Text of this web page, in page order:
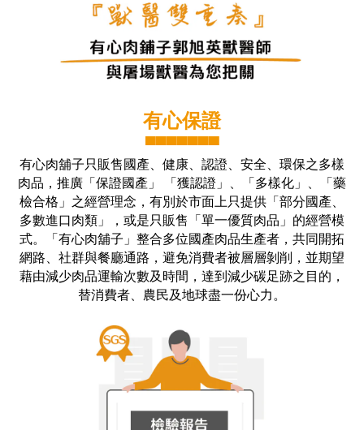
有心保證
▀▀▀▀▀▀▀
有心肉舖子只販售國產、健康、認證、安全、環保之多樣
肉品，推廣「保證國產」 「獲認證」、「多樣化」、「藥
檢合格」之經營理念，有別於市面上只提供「部分國產、
多數進口肉類」，或是只販售「單一優質肉品」的經營模
式。「有心肉舖子」整合多位國產肉品生產者，共同開拓
網路、社群與餐廳通路，避免消費者被層層剝削，並期望
藉由減少肉品運輸次數及時間，達到減少碳足跡之目的，
替消費者、農民及地球盡一份心力。